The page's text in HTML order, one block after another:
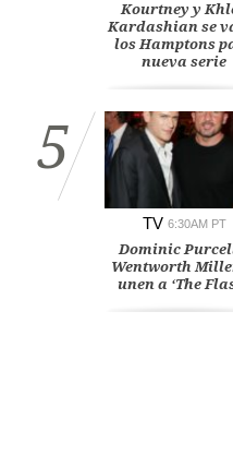
Kourtney y
Kardashian se
los Hamptons
nueva serie
5
TV 6:30AM PT
Dominic
Wentworth
unen a ‘The